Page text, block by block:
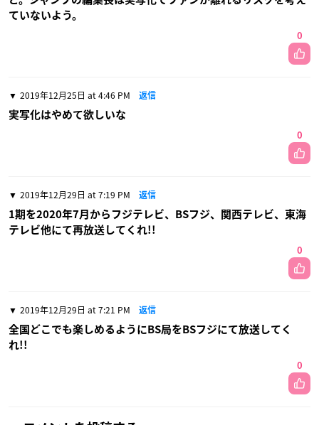
ていないよう。
0
2019年12月25日 at 4:46 PM 返信
実写化はやめて欲しいな
0
2019年12月29日 at 7:19 PM 返信
1期を2020年7月からフジテレビ、BSフジ、関西テレビ、東海
テレビ他にて再放送してくれ!!
0
2019年12月29日 at 7:21 PM 返信
全国どこでも楽しめるようにBS局をBSフジにて放送してく
れ!!
0